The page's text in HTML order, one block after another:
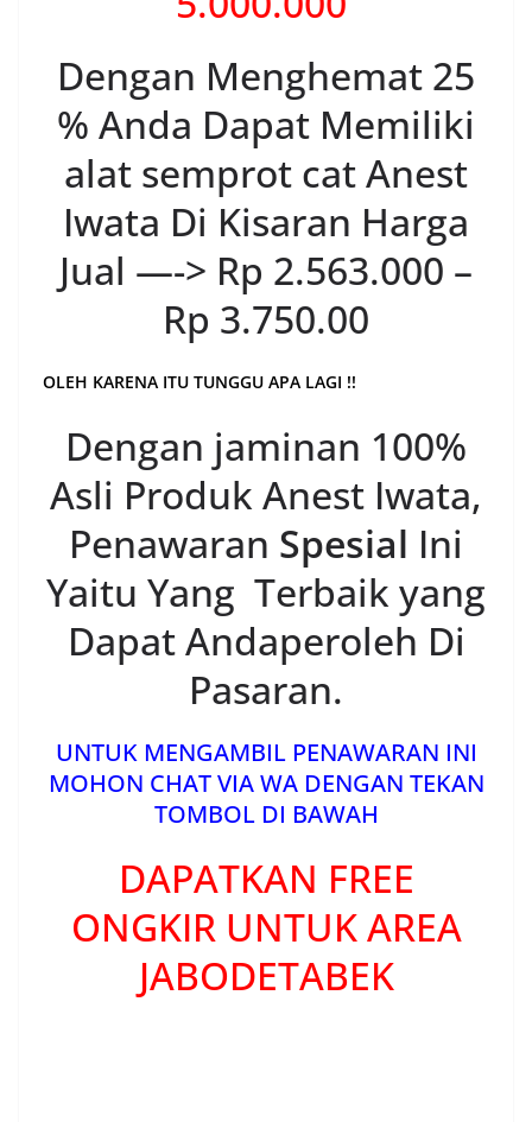
Dengan Menghemat 25
% Anda Dapat Memiliki
alat semprot cat Anest
Iwata Di Kisaran Harga
Jual —-> Rp 2.563.000 –
Rp 3.750.00
OLEH KARENA ITU TUNGGU APA LAGI !!
Dengan jaminan 100%
Asli Produk Anest Iwata,
Penawaran Spesial Ini
Yaitu Yang Terbaik yang
Dapat Andaperoleh Di
Pasaran.
UNTUK MENGAMBIL PENAWARAN INI
MOHON CHAT VIA WA DENGAN TEKAN
TOMBOL DI BAWAH
DAPATKAN FREE
ONGKIR UNTUK AREA
JABODETABEK